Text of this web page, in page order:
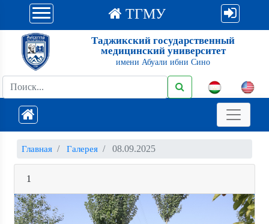
ТГМУ
Таджикский государственный
медицинский университет
имени Абуали ибни Сино
Главная Галерея 08.09.2025
1